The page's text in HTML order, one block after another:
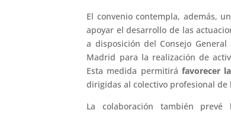
El convenio contempla, además,
apoyar el desarrollo de las
a disposición del Consejo
Madrid para la realización de
Esta medida permitirá favorecer
dirigidas al colectivo profesional de
La colaboración también